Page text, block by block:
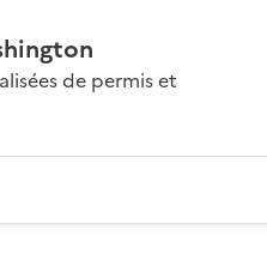
de permis et